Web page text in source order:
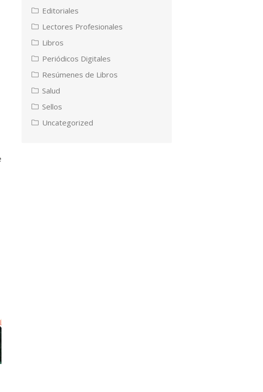
Editoriales
Lectores Profesionales
Libros
Periódicos Digitales
Resúmenes de Libros
Salud
Sellos
Uncategorized